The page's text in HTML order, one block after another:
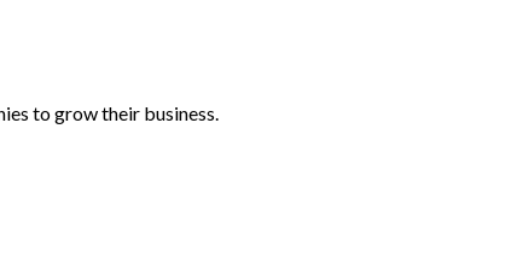
to grow their business.​